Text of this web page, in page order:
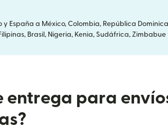
España a México, Colombia, República
Brasil, Nigeria, Kenia, Sudáfrica,
entrega para